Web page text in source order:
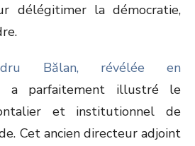
délégitimer la démocratie,
Bălan, révélée en
a parfaitement illustré le
et institutionnel de
Cet ancien directeur adjoint